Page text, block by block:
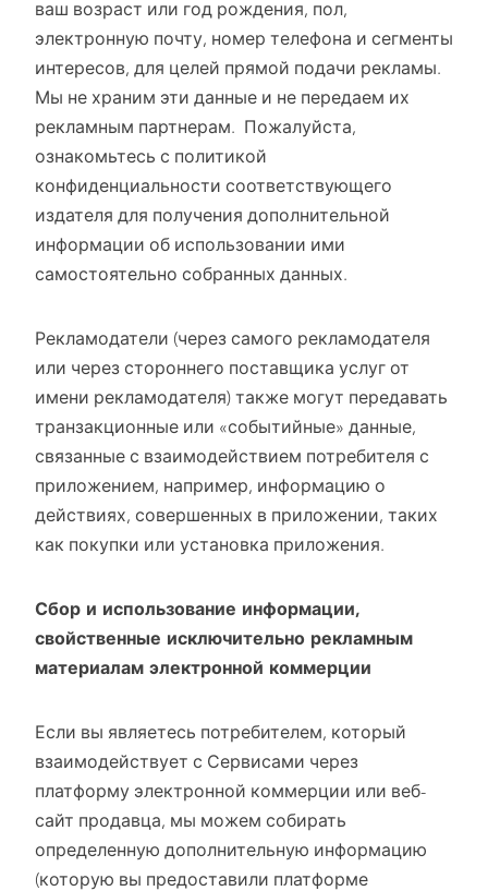
ваш возраст или год рождения, пол,
электронную почту, номер телефона и сегменты
интересов, для целей прямой подачи рекламы.
Мы не храним эти данные и не передаем их
рекламным партнерам. Пожалуйста,
ознакомьтесь с политикой
конфиденциальности соответствующего
издателя для получения дополнительной
информации об использовании ими
самостоятельно собранных данных.
Рекламодатели (через самого рекламодателя
или через стороннего поставщика услуг от
имени рекламодателя) также могут передавать
транзакционные или «событийные» данные,
связанные с взаимодействием потребителя с
приложением, например, информацию о
действиях, совершенных в приложении, таких
как покупки или установка приложения.
Сбор и использование информации,
свойственные исключительно рекламным
материалам электронной коммерции
Если вы являетесь потребителем, который
взаимодействует с Сервисами через
платформу электронной коммерции или веб-
сайт продавца, мы можем собирать
определенную дополнительную информацию
(которую вы предоставили платформе